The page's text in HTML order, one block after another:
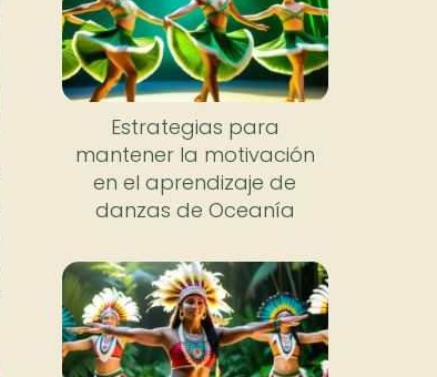
Estrategias para
mantener la motivación
en el aprendizaje de
danzas de Oceanía